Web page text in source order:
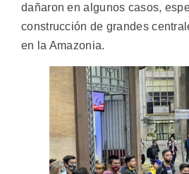
dañaron en algunos casos,
construcción de grandes
en la Amazonia.